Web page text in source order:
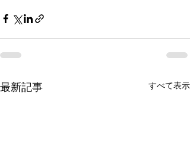
最新記事 すべて表示